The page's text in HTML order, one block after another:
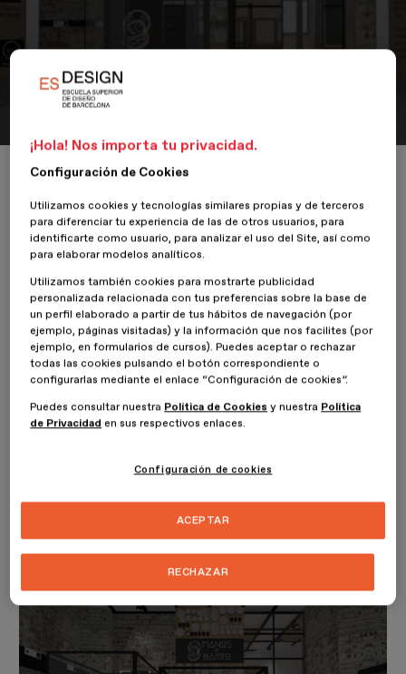
Portfolio
Manos y Barro
Inicio ESDESIGNERS Manos y Barro
17 Octubre 2020
Manos y Barro es una tienda de productos cerámicos artesanos y
un espacio multifuncional de servicios. Los productos cerámicos,
están hechos a mano por artesanos con técnicas tradicionales.
Cada pieza es única y contiene la firma y la historia del artesano
que la creó, son piezas que tienen identidad. Todo los materiales
conferencias en streaming, workshops, exposiciones y Pop-Ups
mexicano y dar a los artesanos el valor que se merecen. El cliente,
los artesanos y el producto final son los pilares de su negocio.
¡Hola! Nos importa tu privacidad.
Configuración de Cookies
Utilizamos cookies y tecnologías similares propias y de terceros
para diferenciar tu experiencia de las de otros usuarios, para
identificarte como usuario, para analizar el uso del Site, así como
para elaborar modelos analíticos.
Utilizamos también cookies para mostrarte publicidad
personalizada relacionada con tus preferencias sobre la base de
un perfil elaborado a partir de tus hábitos de navegación (por
ejemplo, páginas visitadas) y la información que nos facilites (por
ejemplo, en formularios de cursos). Puedes aceptar o rechazar
todas las cookies pulsando el botón correspondiente o
configurarlas mediante el enlace “Configuración de cookies”.
Puedes consultar nuestra Política de Cookies y nuestra Política
de Privacidad en sus respectivos enlaces.
Configuración de cookies
RECHAZAR
ACEPTAR